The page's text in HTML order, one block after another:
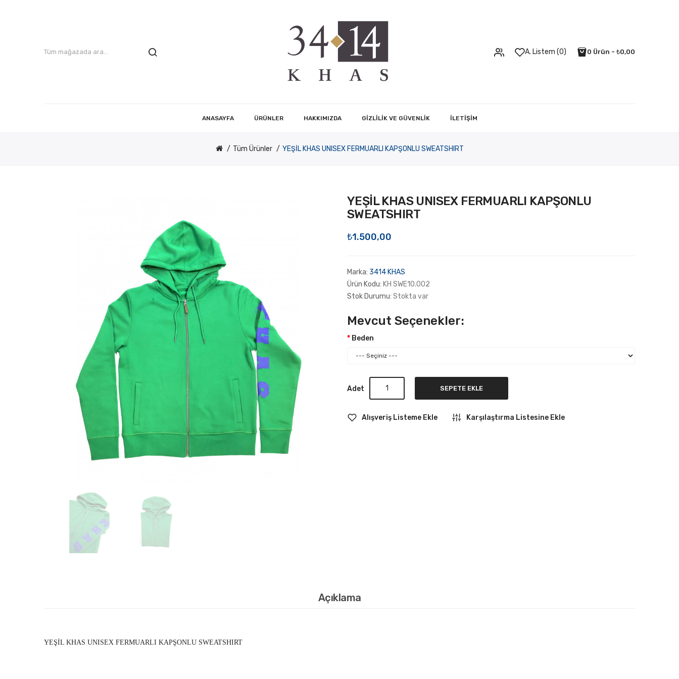
A. Listem (0) 0 Ürün - ₺0,00
ANASAYFA ÜRÜNLER HAKKIMIZDA GIZLILIK VE GÜVENLIK İLETIŞIM
Tüm Ürünler YEŞİL KHAS UNISEX FERMUARLI KAPŞONLU SWEATSHIRT
YEŞİL KHAS UNISEX FERMUARLI KAPŞONLU
SWEATSHIRT
₺1.500,00
Marka: 3414 KHAS
Ürün Kodu: KH SWE10.002
Stok Durumu: Stokta var
Mevcut Seçenekler:
Beden
Adet SEPETE EKLE
Alışveriş Listeme Ekle Karşılaştırma Listesine Ekle
Açıklama
YEŞİL KHAS UNISEX FERMUARLI KAPŞONLU SWEATSHIRT